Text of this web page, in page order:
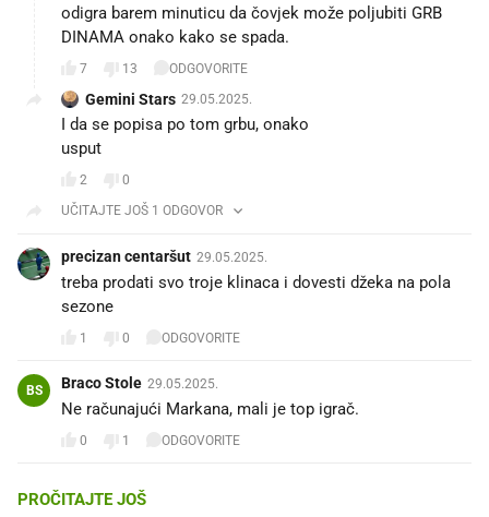
odigra barem minuticu da čovjek može poljubiti GRB
DINAMA onako kako se spada.
7 13 ODGOVORITE
Gemini Stars 29.05.2025.
I da se popisa po tom grbu, onako
usput
2
0
UČITAJTE JOŠ 1 ODGOVOR
precizan centaršut 29.05.2025.
treba prodati svo troje klinaca i dovesti džeka na pola
sezone
1 0 ODGOVORITE
BS Braco Stole 29.05.2025.
Ne računajući Markana, mali je top igrač.
0 1 ODGOVORITE
PROČITAJTE JOŠ